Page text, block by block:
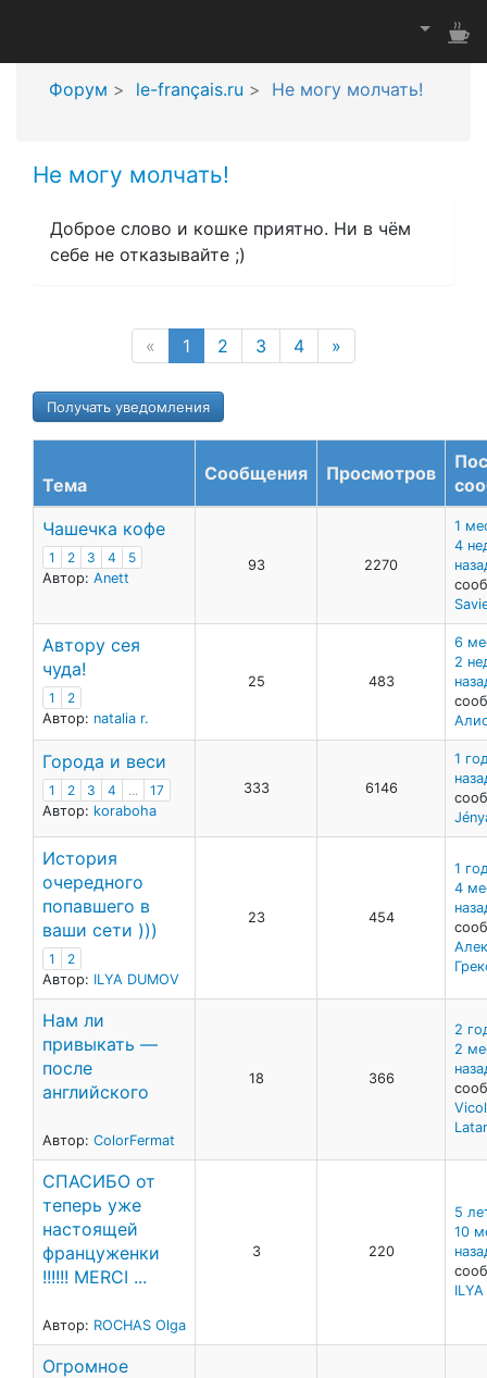
Форум le-français.ru Не могу молчать!
Не могу молчать!
Доброе слово и кошке приятно. Ни в чём
себе не отказывайте ;)
« 1 (current page)
2 3 4 »
Получать уведомления
Тема
Сообщения Просмотров
Чашечка кофе
1 2 3 4
5
Автор: Anett
93 2270
1
4
Автору сея
чуда!
1
2
Автор: natalia r.
25 483
6
2
Города и веси
1 2 3 4 ...
17
Автор: koraboha
333 6146
1
История
очередного
попавшего в
ваши сети )))
1
2
Автор: ILYA DUMOV
23 454
1
4
Нам ли
привыкать —
после
английского
Автор: ColorFermat
18 366
2
2
СПАСИБО от
теперь уже
настоящей
француженки
!!!!!! MERCI ...
Автор: ROCHAS Olga
3 220
5
10
Огромное